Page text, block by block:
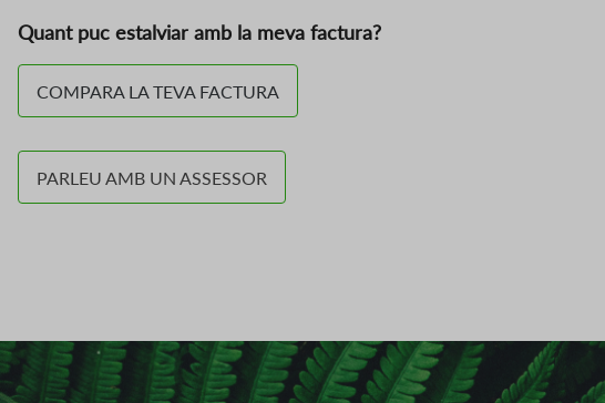
Quant puc estalviar amb la meva factura?
COMPARA LA TEVA FACTURA
PARLEU AMB UN ASSESSOR
Imatge